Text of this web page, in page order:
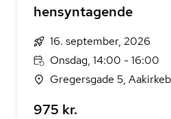
hensyntagende
16. september, 2026
Onsdag, 14:00 - 16:00
Gregersgade 5,
975 kr.